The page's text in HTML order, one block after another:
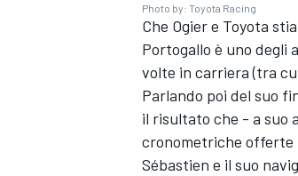
ENDURANCE/GT
Photo by: Toyota Racing
Che Ogier e Toyota
Portogallo è uno
volte in carriera (tra
Parlando poi del suo
il risultato che - a suo
cronometriche offerte
Sébastien e il suo